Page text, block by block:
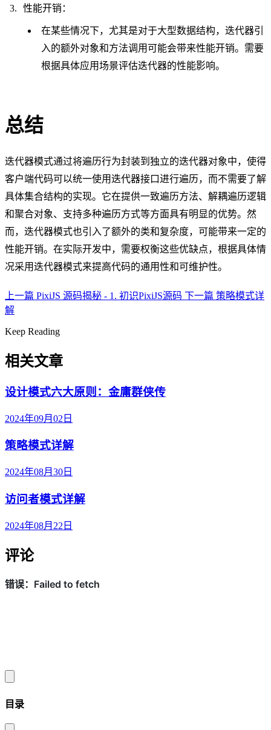
性能开销：
在某些情况下，尤其是对于大型数据结构，迭代器引
入的额外对象和方法调用可能会带来性能开销。需要
根据具体应用场景评估迭代器的性能影响。
总结
迭代器模式通过将遍历行为封装到独立的迭代器对象中，使得
客户端代码可以统一使用迭代器接口进行遍历，而不需要了解
具体集合结构的实现。它在提供一致遍历方法、解耦遍历逻辑
和聚合对象、支持多种遍历方式等方面具有明显的优势。然
而，迭代器模式也引入了额外的类和复杂度，可能带来一定的
性能开销。在实际开发中，需要权衡这些优缺点，根据具体情
况采用迭代器模式来提高代码的通用性和可维护性。
上一篇 PixiJS 源码揭秘 - 1. 初识PixiJS源码 下一篇 策略模式详
解
Keep Reading
相关文章
设计模式六大原则：金庸群侠传
2024年09月02日
策略模式详解
2024年08月30日
访问者模式详解
2024年08月22日
评论
目录